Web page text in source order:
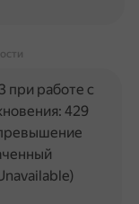
при работе с
429